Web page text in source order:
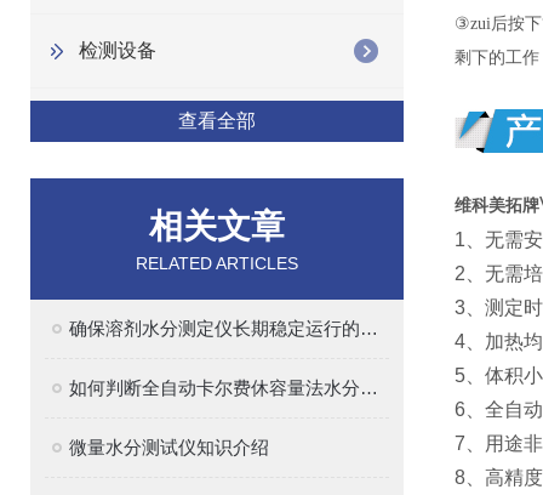
检测设备
查看全部
相关文章
RELATED ARTICLES
确保溶剂水分测定仪长期稳定运行的实用建议
如何判断全自动卡尔费休容量法水分测定仪的质量好坏
微量水分测试仪知识介绍
③zui后按下
剩下的工
维科美拓牌
1、无需
2、无需
3、测定
4、加热
5、体积
6、全自
7、用途
8、高精